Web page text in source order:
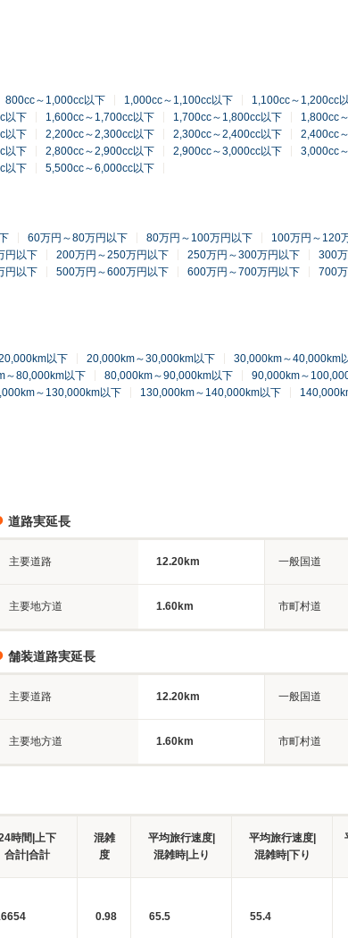
800cc～1,000cc以下 1,000cc～1,100cc以下 1,100cc～1,200cc
以下 1,600cc～1,700cc以下 1,700cc～1,800cc以下
1,800cc
以下 2,200cc～2,300cc以下 2,300cc～2,400cc以下
2,400cc
以下 2,800cc～2,900cc以下 2,900cc～3,000cc以下
3,000cc
以下 5,500cc～6,000cc以下
60万円～80万円以下 80万円～100万円以下 100万円～120
円以下 200万円～250万円以下 250万円～300万円以下
300
円以下 500万円～600万円以下 600万円～700万円以下
700
以下 20,000km～30,000km以下 30,000km～40,000km
～80,000km以下 80,000km～90,000km以下
90,000km～
～130,000km以下 130,000km～140,000km以下
道路実延長
主要道路 12.20km 一般国道
主要地方道 1.60km 市町村道
舗装道路実延長
主要道路 12.20km 一般国道
主要地方道 1.60km 市町村道
時間|上下
合計|合計
混雑
度
平均旅行速度|
混雑時|上り
平均旅行速度|
混雑時|下り
0.98 65.5 55.4